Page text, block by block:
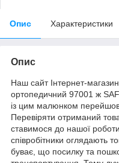
Опис Характеристики
Опис
Наш сайт Інтернет-
ортопедичний 97001 ж
із цим малюнком
Перевіряти отриманий
ставимося до нашої
співробітники оглядають
буває, що посилку та